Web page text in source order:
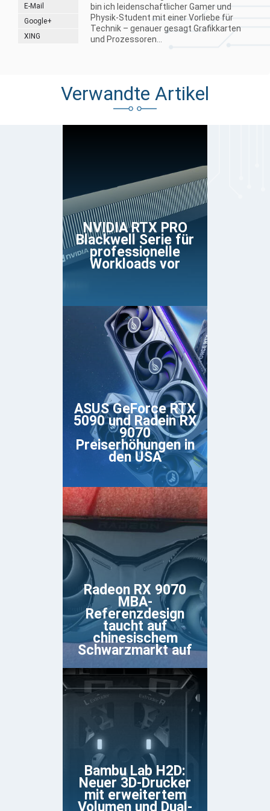
E-Mail
Google+
XING
bin ich leidenschaftlicher Gamer und
Physik-Student mit einer Vorliebe für
Technik – genauer gesagt Grafikkarten
und Prozessoren...
Verwandte Artikel
NVIDIA RTX PRO
Blackwell Serie für
professionelle
Workloads vor
ASUS GeForce RTX
5090 und Radein RX
9070
Preiserhöhungen in
den USA
Radeon RX 9070
MBA-
Referenzdesign
taucht auf
chinesischem
Schwarzmarkt auf
Bambu Lab H2D:
Neuer 3D-Drucker
mit erweitertem
Volumen und Dual-